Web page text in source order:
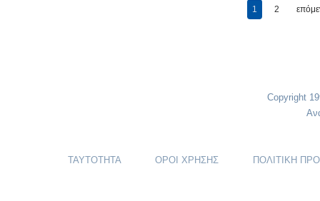
1 2
Copyright
ΤΑΥΤΟΤΗΤΑ ΟΡΟΙ ΧΡΗΣΗΣ ΠΟΛΙΤΙΚΗ